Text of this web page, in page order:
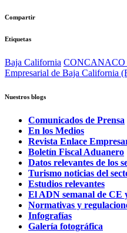
Compartir
Etiquetas
Baja California CONCANACO
Empresarial de Baja California
Nuestros blogs
Comunicados de Prensa
En los Medios
Revista Enlace
Boletín Fiscal Aduanero
Datos relevantes de los
Turismo noticias del
Estudios relevantes
El ADN semanal de CE
Normativas y
Infografías
Galería fotográfica